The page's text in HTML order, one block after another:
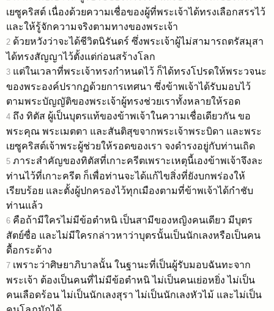
เยซูคริสต์ เนื่องด้วยความเชื่อของผู้ที่พระเจ้าได้ทรงเลือกสรรไว้
และให้รู้จักความจริงตามทางของพระเจ้า
2 ด้วยหวังว่าจะได้ชีวิตนิรันดร์ ซึ่งพระเจ้าผู้ไม่สามารถตรัสมุสา
ได้ทรงสัญญาไว้ตั้งแต่ก่อนสร้างโลก
3 แต่ในเวลาที่พระเจ้าทรงกำหนดไว้ ก็ได้ทรงโปรดให้พระวจนะ
ของพระองค์ปรากฏด้วยการเทศนา ซึ่งข้าพเจ้าได้รับมอบไว้
ตามพระบัญญัติของพระเจ้าผู้ทรงช่วยเราทั้งหลายให้รอด
4 ถึง ทิตัส ผู้เป็นบุตรแท้ของข้าพเจ้าในความเชื่อเดียวกัน ขอ
พระคุณ พระเมตตา และสันติสุขจากพระเจ้าพระบิดา และพระ
เยซูคริสต์เจ้าพระผู้ช่วยให้รอดของเรา จงดำรงอยู่กับท่านเถิด
5 ภาระสำคัญของทิตัสที่เกาะครีตเพราะเหตุนี้เองข้าพเจ้าจึงละ
ท่านไว้ที่เกาะครีต ก็เพื่อท่านจะได้แก้ไขสิ่งที่ยังบกพร่องให้
เรียบร้อย และตั้งผู้ปกครองไว้ทุกเมืองตามที่ข้าพเจ้าได้กำชับ
ท่านแล้ว
6 คือถ้ามีใครไม่มีข้อตำหนิ เป็นสามีของหญิงคนเดียว มีบุตร
สัตย์ซื่อ และไม่มีใครกล่าวหาว่าบุตรนั้นเป็นนักเลงหรือเป็นคน
ดื้อกระด้าง
7 เพราะว่าศิษยาภิบาลนั้น ในฐานะที่เป็นผู้รับมอบฉันทะจาก
พระเจ้า ต้องเป็นคนที่ไม่มีข้อตำหนิ ไม่เป็นคนเย่อหยิ่ง ไม่เป็น
คนเลือดร้อน ไม่เป็นนักเลงสุรา ไม่เป็นนักเลงหัวไม้ และไม่เป็น